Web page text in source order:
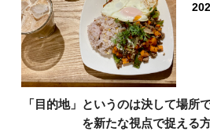
「目的地」というのは決して場所
を新たな視点で捉える